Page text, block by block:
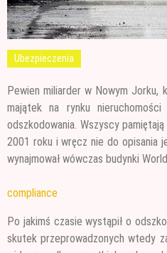
Ubezpieczenia
Pewien miliarder w Nowym Jorku,
majątek na rynku
odszkodowania. Wszyscy
2001 roku i wręcz nie do opisania
wynajmował wówczas budynki
compliance
Po jakimś czasie wystąpił o
skutek przeprowadzonych wtedy